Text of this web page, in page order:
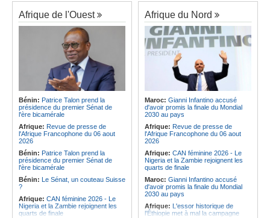
Congo-Kinshasa:Plan stratégique
triennal 2026-2028 - L'IGF place la
digitalisation au coeur des réformes
Congo-Kinshasa:RDC - Félix
Tshisekedi place le CEFOCK au
coeur de bataille de l'appropriation
du Génocost !
Congo-Kinshasa: Matadi - Le
Kongo Central lance la campagne
de sensibilisation au deuxième
Recensement général de la
population et de l'habitat
Congo-Kinshasa: Le VPM Shabani
remet aux organisations politiques la
directive ministérielle de l'année
politique 2026
Congo-Kinshasa:Gratien de
Saint-Nicolas Iracan - « Je ne
soutiendrai jamais un dialogue
destiné au partage du pouvoir ou à
la légitimation des groupes armés »
Ethiopie:Addis-Abeba - L'église
d'Afrique lance officiellement son
'cheminement' vers la grande
Assemblée de 2028
Afrique de l'Est: Le pari du régime
érythréen - Pousser le Tigray vers
une zone tampon dans le cadre
d'une nouvelle guerre par
procuration
Ethiopie:Le Premier ministre Abiy
inaugure le nouveau terminal de
l'aéroport international de Bahir Dar
Afrique:La Croix-Rouge
éthiopienne appelle à une
mobilisation accrue des ressources
locales en Afrique
Afrique de l'Est:
les moyens, entraver la coopération
équitable par tous les moyens
Afrique de l'Ouest
Bénin: Patrice Talon prend la
présidence du premier Sénat de
l'ère bicamérale
Afrique: Revue de presse de
l'Afrique Francophone du 06 aout
2026
Bénin: Patrice Talon prend la
présidence du premier Sénat de
l'ère bicamérale
Bénin: Le Sénat, un couteau Suisse
?
Afrique: CAN féminine 2026 - Le
Nigeria et la Zambie rejoignent les
quarts de finale
Afrique du Nord
Maroc: Gianni Infantino accusé
d'avoir promis la finale du Mondial
2030 au pays
Afrique: Revue de presse de
l'Afrique Francophone du 06 aout
2026
Afrique: CAN féminine 2026 - Le
Nigeria et la Zambie rejoignent les
quarts de finale
Maroc: Gianni Infantino accusé
d'avoir promis la finale du Mondial
2030 au pays
Afrique: L'essor historique de
l'Éthiopie met à mal la campagne